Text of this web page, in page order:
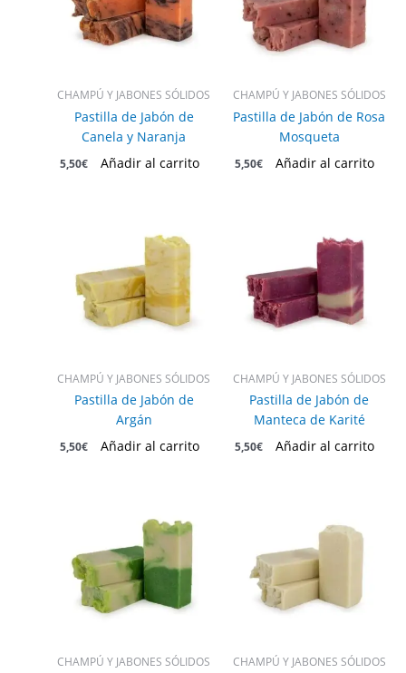
CHAMPÚ Y JABONES SÓLIDOS
Pastilla de Jabón de
Canela y Naranja
5,50€ Añadir al carrito
CHAMPÚ Y JABONES SÓLIDOS
Pastilla de Jabón de Rosa
Mosqueta
5,50€ Añadir al carrito
CHAMPÚ Y JABONES SÓLIDOS
Pastilla de Jabón de
Argán
5,50€ Añadir al carrito
CHAMPÚ Y JABONES SÓLIDOS
Pastilla de Jabón de
Manteca de Karité
5,50€ Añadir al carrito
CHAMPÚ Y JABONES SÓLIDOS CHAMPÚ Y JABONES SÓLIDOS